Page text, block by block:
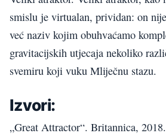
smislu je virtualan, prividan: on
već naziv kojim obuhvaćamo
gravitacijskih utjecaja nekoliko
svemiru koji vuku Mliječnu stazu.
Izvori:
„Great Attractor“. Britannica, 2018.